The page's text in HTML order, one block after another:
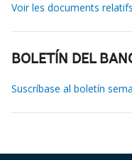
Voir les documents
BOLETÍN DEL
Suscríbase al boletín